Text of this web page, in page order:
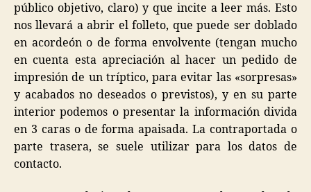
público objetivo, claro) y que incite a leer más. Esto
nos llevará a abrir el folleto, que puede ser doblado
en acordeón o de forma envolvente (tengan mucho
en cuenta esta apreciación al hacer un pedido de
impresión de un tríptico, para evitar las «sorpresas»
y acabados no deseados o previstos), y en su parte
interior podemos o presentar la información divida
en 3 caras o de forma apaisada. La contraportada o
parte trasera, se suele utilizar para los datos de
contacto.